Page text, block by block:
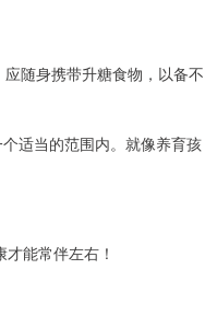
随身携带升糖食物，以备不
适当的范围内。就像养育孩
能常伴左右！